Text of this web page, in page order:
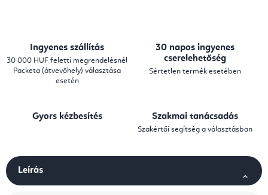
Ingyenes szállítás
30 000 HUF feletti megrendelésnél
Packeta (átvevőhely) választása
esetén
30 napos ingyenes
cserelehetőség
Sértetlen termék esetében
Gyors kézbesítés Szakmai tanácsadás
Szakértői segítség a választásban
Leírás